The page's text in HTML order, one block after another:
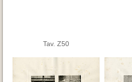
Tav. Z50